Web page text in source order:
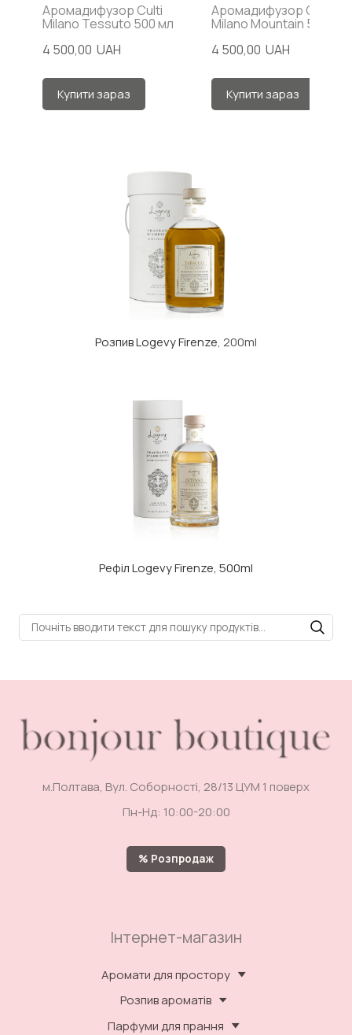
Аромадифузор Culti
Milano Tessuto 500 мл
4 500,00  UAH
Купити зараз
Аромадифузор Culti
Milano Mountain 500 мл
4 500,00  UAH
Купити зараз
Розпив Logevy Firenze, 200ml
Рефіл Logevy Firenze, 500ml
м.Полтава, Вул. Соборності, 28/13 ЦУМ 1 поверх
Пн-Нд: 10:00-20:00
% Розпродаж
Інтернет-магазин
Аромати для простору
Розпив ароматів
Парфуми для прання